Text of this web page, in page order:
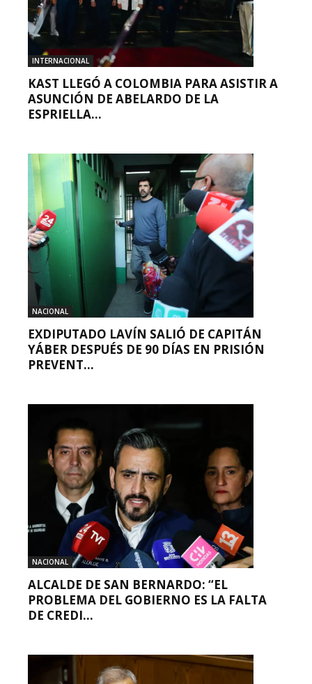
INTERNACIONAL
KAST LLEGÓ A COLOMBIA PARA ASISTIR A
ASUNCIÓN DE ABELARDO DE LA
ESPRIELLA...
NACIONAL
EXDIPUTADO LAVÍN SALIÓ DE CAPITÁN
YÁBER DESPUÉS DE 90 DÍAS EN PRISIÓN
PREVENT...
NACIONAL
ALCALDE DE SAN BERNARDO: “EL
PROBLEMA DEL GOBIERNO ES LA FALTA
DE CREDI...